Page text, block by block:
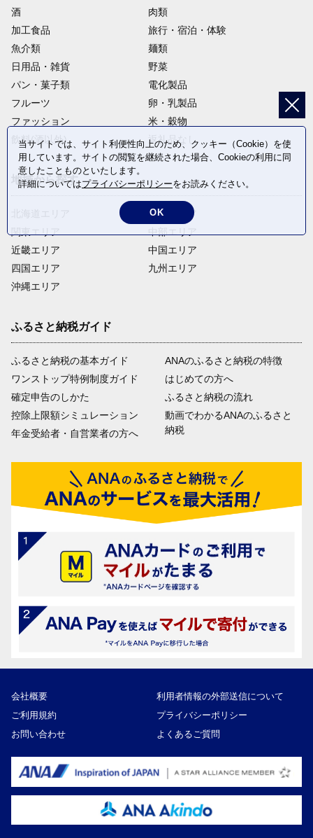
酒
肉類
加工食品
旅行・宿泊・体験
魚介類
麺類
日用品・雑貨
野菜
パン・菓子類
電化製品
フルーツ
卵・乳製品
ファッション
米・穀物
飲料(酒以外)
返礼品なし
地域から探す
近畿エリア
四国エリア
沖縄エリア
東北エリア
中国エリア
九州エリア
ふるさと納税ガイド
ふるさと納税の基本ガイド
ワンストップ特例制度ガイド
確定申告のしかた
控除上限額シミュレーション
年金受給者・自営業者の方へ
ANAのふるさと納税の特徴
はじめての方へ
ふるさと納税の流れ
動画でわかるANAのふるさと
納税
会社概要
利用者情報の外部送信について
ご利用規約
プライバシーポリシー
お問い合わせ
よくあるご質問
当サイトでは、サイト利便性向上のため、クッキー（Cookie）を使
用しています。サイトの閲覧を継続された場合、Cookieの利用に同
意したことものといたします。
詳細についてはプライバシーポリシーをお読みください。
OK